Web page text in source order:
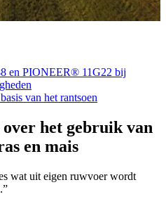
en PIONEER® 11G22 bij
van het rantsoen
over het gebruik van
en mais
wat uit eigen ruwvoer wordt